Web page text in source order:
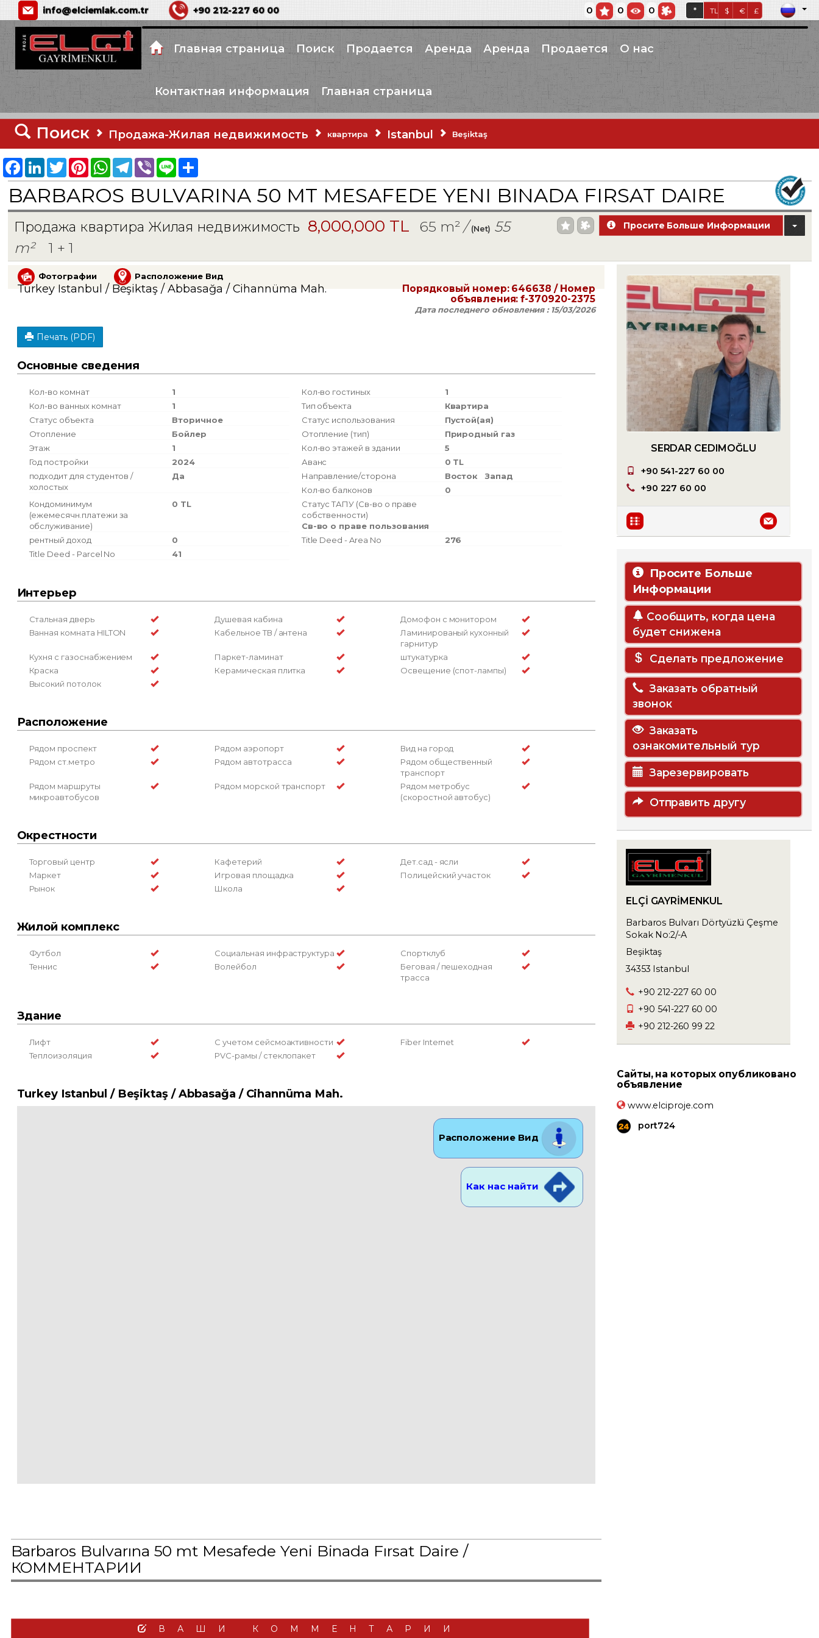
info@elciemlak.com.tr +90 212-227 60 00 0 0 0 * TL $ € £
Главная страница Поиск Продается Аренда Аренда Продается О нас
Контактная информация Главная страница
Поиск Продажа-Жилая недвижимость квартира Istanbul Beşiktaş
Facebook
LinkedInTwitterPinterestWhatsAppTelegram
Viber Line Share
BARBAROS BULVARINA 50 MT MESAFEDE YENI BINADA FIRSAT DAIRE
Продажа квартира Жилая недвижимость 8,000,000 TL 65 m²/(Net) 55
m²
1 + 1
Просите Больше Информации
Фотографии Расположение Вид
Turkey Istanbul / Beşiktaş / Abbasağa / Cihannüma Mah. Порядковый номер: 646638 / Номер
объявления:f-370920-2375
Дата последнего обновления : 15/03/2026
Печать (PDF)
Основные сведения
Кол-во комнат 1 Кол-во гостиных
1
Кол-во ванных комнат
1 Тип объекта
Квартира
Статус объекта
Вторичное Статус использования
Пустой(ая)
Отопление
Бойлер Отопление (тип)
Природный газ
Этаж
1 Кол-во этажей в здании
5
Год постройки
2024 Аванс
0 TL
подходит для студентов /
холостых
Да Направление/сторона Восток
Запад
Кол-во балконов
0
Кондоминимум
(ежемесячн.платежи за
обслуживание)
0 TL
Статус ТАПУ (Св-во о праве
собственности)
Св-во о праве пользования
рентный доход
0 Title Deed - Area No
276
Title Deed - Parcel No
41
Интерьер
Стальная дверь Душевая кабина
Домофон с монитором
Ванная комната HILTON
Кабельное ТВ / антена
Ламинированый кухонный
гарнитур
Кухня с газоснабжением
Паркет-ламинат
штукатурка
Краска
Керамическая плитка
Освещение (спот-лампы)
Высокий потолок
Расположение
Рядом проспект Рядом аэропорт
Вид на город
Рядом ст.метро
Рядом автотрасса
Рядом общественный
транспорт
Рядом маршруты
микроавтобусов
Рядом морской транспорт
Рядом метробус
(скоростной автобус)
Окрестности
Торговый центр Кафетерий
Дет.сад - ясли
Маркет
Игровая площадка
Полицейский участок
Рынок
Школа
Жилой комплекс
Футбол Социальная инфраструктура
Спортклуб
Теннис
Волейбол
Беговая / пешеходная
трасса
Здание
Лифт С учетом сейсмоактивности
Fiber Internet
Теплоизоляция
PVC-рамы / стеклопакет
Turkey Istanbul / Beşiktaş / Abbasağa / Cihannüma Mah.
Расположение Вид
Как нас найти
Barbaros Bulvarına 50 mt Mesafede Yeni Binada Fırsat Daire /
КОММЕНТАРИИ
ВАШИ КОММЕНТАРИИ
SERDAR CEDIMOĞLU
+90 541-227 60 00
+90 227 60 00
Просите Больше
Информации
Сообщить, когда цена
будет снижена
Сделать предложение
Заказать обратный
звонок
Заказать
ознакомительный тур
Зарезервировать
Отправить другу
ELÇİ GAYRİMENKUL
Barbaros Bulvarı Dörtyüzlü Çeşme
Sokak No:2/-A
Beşiktaş
34353 Istanbul
+90 212-227 60 00
+90 541-227 60 00
+90 212-260 99 22
Сайты, на которых опубликовано
объявление
www.elciproje.com
port724